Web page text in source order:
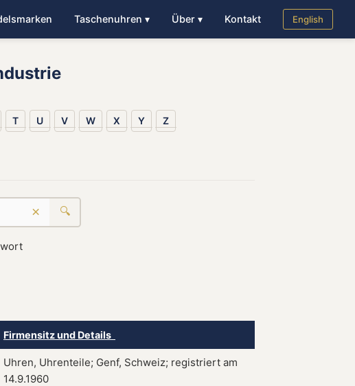
Taschenuhren ▾ Über ▾ Kontakt English
T U V W X Y Z
× 🔍
Firmensitz und Details
Uhren, Uhrenteile; Genf, Schweiz; registriert am
14.9.1960